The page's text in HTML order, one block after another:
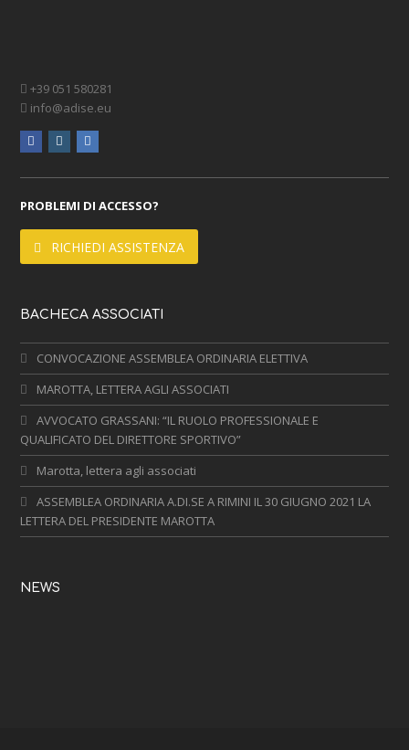
+39 051 580281
info@adise.eu
facebookinstagram
PROBLEMI DI ACCESSO?
RICHIEDI ASSISTENZA
BACHECA ASSOCIATI
CONVOCAZIONE ASSEMBLEA ORDINARIA ELETTIVA
MAROTTA, LETTERA AGLI ASSOCIATI
AVVOCATO GRASSANI: “IL RUOLO PROFESSIONALE E
QUALIFICATO DEL DIRETTORE SPORTIVO”
Marotta, lettera agli associati
ASSEMBLEA ORDINARIA A.DI.SE A RIMINI IL 30 GIUGNO 2021 LA
LETTERA DEL PRESIDENTE MAROTTA
NEWS